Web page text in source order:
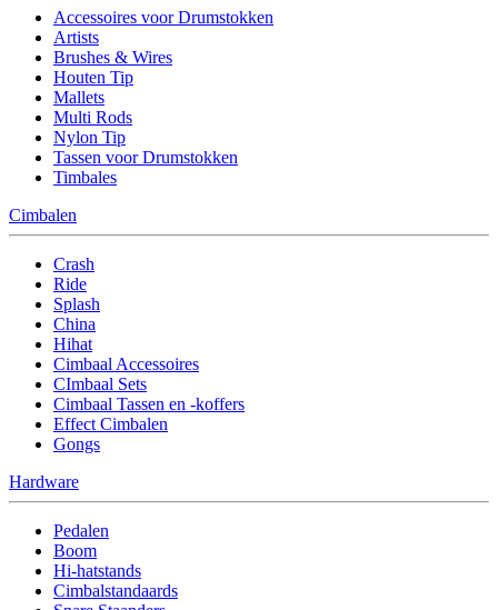
Accessoires voor Drumstokken
Artists
Brushes & Wires
Houten Tip
Mallets
Multi Rods
Nylon Tip
Tassen voor Drumstokken
Timbales
Cimbalen
Crash
Ride
Splash
China
Hihat
Cimbaal Accessoires
CImbaal Sets
Cimbaal Tassen en -koffers
Effect Cimbalen
Gongs
Hardware
Pedalen
Boom
Hi-hatstands
Cimbalstandaards